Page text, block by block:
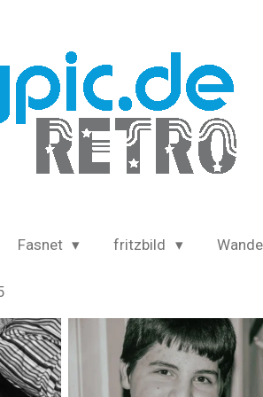
Fasnet fritzbild